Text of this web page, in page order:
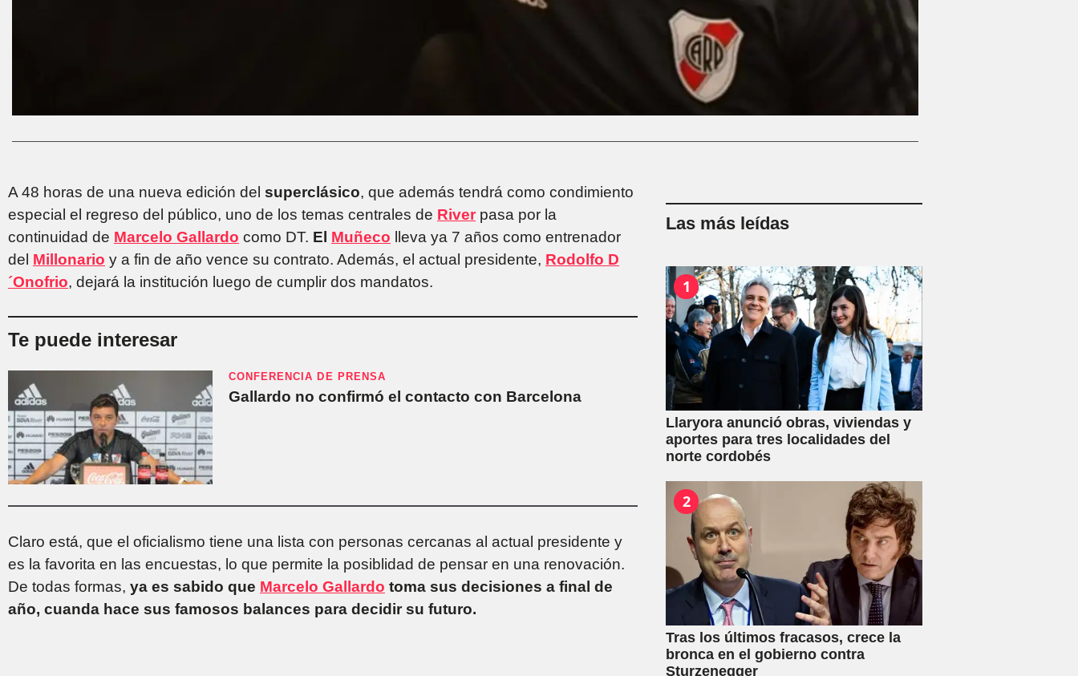
A 48 horas de una nueva edición del superclásico, que además tendrá como condimiento
especial el regreso del público, uno de los temas centrales de River pasa por la
continuidad de Marcelo Gallardo como DT. El Muñeco lleva ya 7 años como entrenador
del Millonario y a fin de año vence su contrato. Además, el actual presidente, Rodolfo D
´Onofrio, dejará la institución luego de cumplir dos mandatos.
Te puede interesar
CONFERENCIA DE PRENSA
Gallardo no confirmó el contacto con Barcelona
Claro está, que el oficialismo tiene una lista con personas cercanas al actual presidente y
es la favorita en las encuestas, lo que permite la posiblidad de pensar en una renovación.
De todas formas, ya es sabido que Marcelo Gallardo toma sus decisiones a final de
año, cuanda hace sus famosos balances para decidir su futuro.
Las más leídas
1
Llaryora anunció obras, viviendas y
aportes para tres localidades del
norte cordobés
2
Tras los últimos fracasos, crece la
bronca en el gobierno contra
Sturzenegger